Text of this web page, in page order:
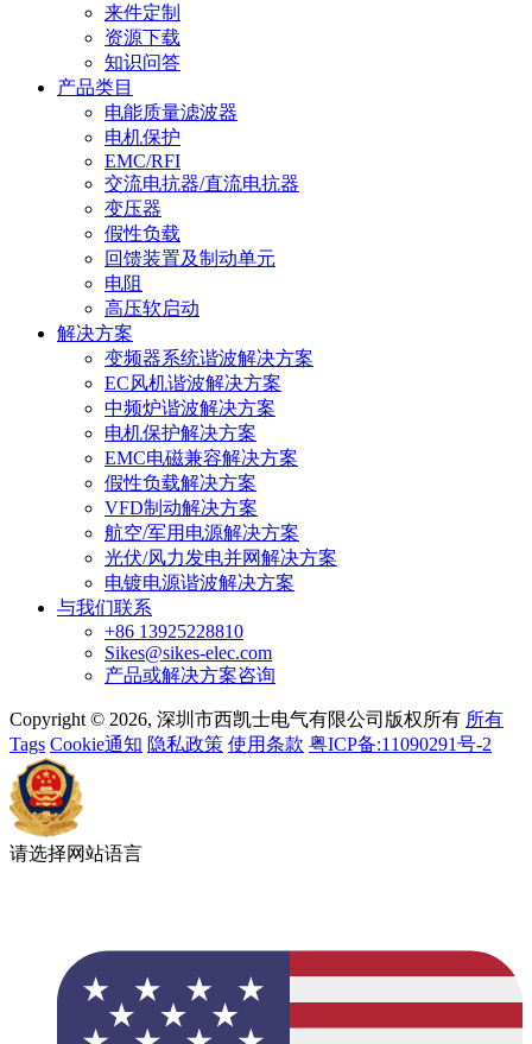
来件定制
资源下载
知识问答
产品类目
电能质量滤波器
电机保护
EMC/RFI
交流电抗器/直流电抗器
变压器
假性负载
回馈装置及制动单元
电阻
高压软启动
解决方案
变频器系统谐波解决方案
EC风机谐波解决方案
中频炉谐波解决方案
电机保护解决方案
EMC电磁兼容解决方案
假性负载解决方案
VFD制动解决方案
航空/军用电源解决方案
光伏/风力发电并网解决方案
电镀电源谐波解决方案
与我们联系
+86 13925228810
Sikes@sikes-elec.com
产品或解决方案咨询
Copyright © 2026, 深圳市西凯士电气有限公司版权所有 所有
Tags Cookie通知 隐私政策 使用条款 粤ICP备:11090291号-2
请选择网站语言